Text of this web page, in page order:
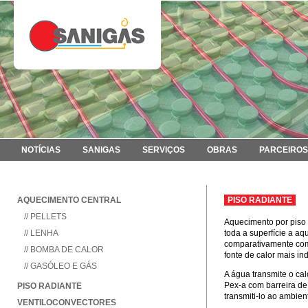
NOTÍCIAS SANIGAS SERVIÇOS OBRAS PARCEIROS
AQUECIMENTO CENTRAL
// PELLETS
// LENHA
// BOMBA DE CALOR
// GASÓLEO E GÁS
PISO RADIANTE
VENTILOCONVECTORES
PISO RADIANTE
Aquecimento por
toda a superfície a
comparativamente
fonte de calor mais
A água transmite o
Pex-a com barreira
transmiti-lo ao